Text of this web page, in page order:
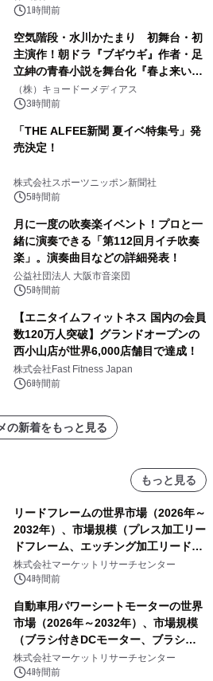
1時間前
空気階段・水川かたまり 初舞台・初
主演作！朝ドラ『ブギウギ』作者・足
立紳の青春小説を舞台化『春よ来い、
マジで来い』キービジュアル解禁！
（株）キョードーメディアス
3時間前
「THE ALFEE新聞 夏イベ特集号」発
売決定！
株式会社スポーツニッポン新聞社
5時間前
月に一度の吹奏楽イベント！プロと一
緒に演奏できる「第112回月イチ吹奏
楽」。演奏曲目などの詳細発表！
公益社団法人 大阪市音楽団
5時間前
【エニタイムフィットネス 国内の会員
数120万人突破】グランドオープンの
西小山店が世界6,000店舗目で達成！
株式会社Fast Fitness Japan
6時間前
の新着をもっと見る
もっと見る
リードフレームの世界市場（2026年～
2032年）、市場規模（プレス加工リー
ドフレーム、エッチング加工リードフ
レーム）・分析レポートを発表
株式会社マーケットリサーチセンター
4時間前
自動車用パワーシートモーターの世界
市場（2026年～2032年）、市場規模
（ブラシ付きDCモーター、ブラシレ
スDCモーター）・分析レポートを発
表
株式会社マーケットリサーチセンター
4時間前